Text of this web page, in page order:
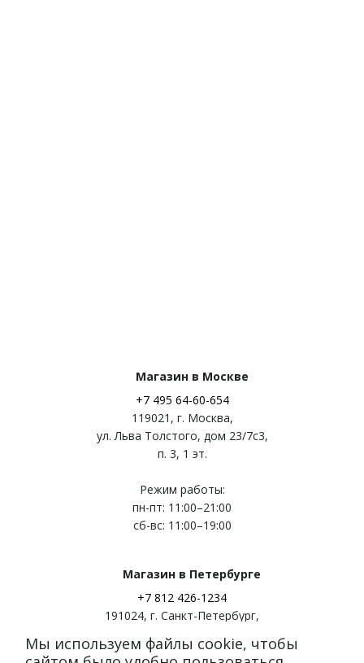
Магазин в Москве
+7 495 64-60-654
119021 , г. Москва,
ул. Льва Толстого, дом 23/7c3,
п. 3, 1 эт.
Режим работы:
пн-пт: 11:00–21:00
сб-вс: 11:00–19:00
Магазин в Петербурге
+7 812 426-1234
191024, г. Санкт-Петербург,
ул. Миргородская, д. 20
вход с ул. Кременчугская
Мы используем файлы cookie, чтобы